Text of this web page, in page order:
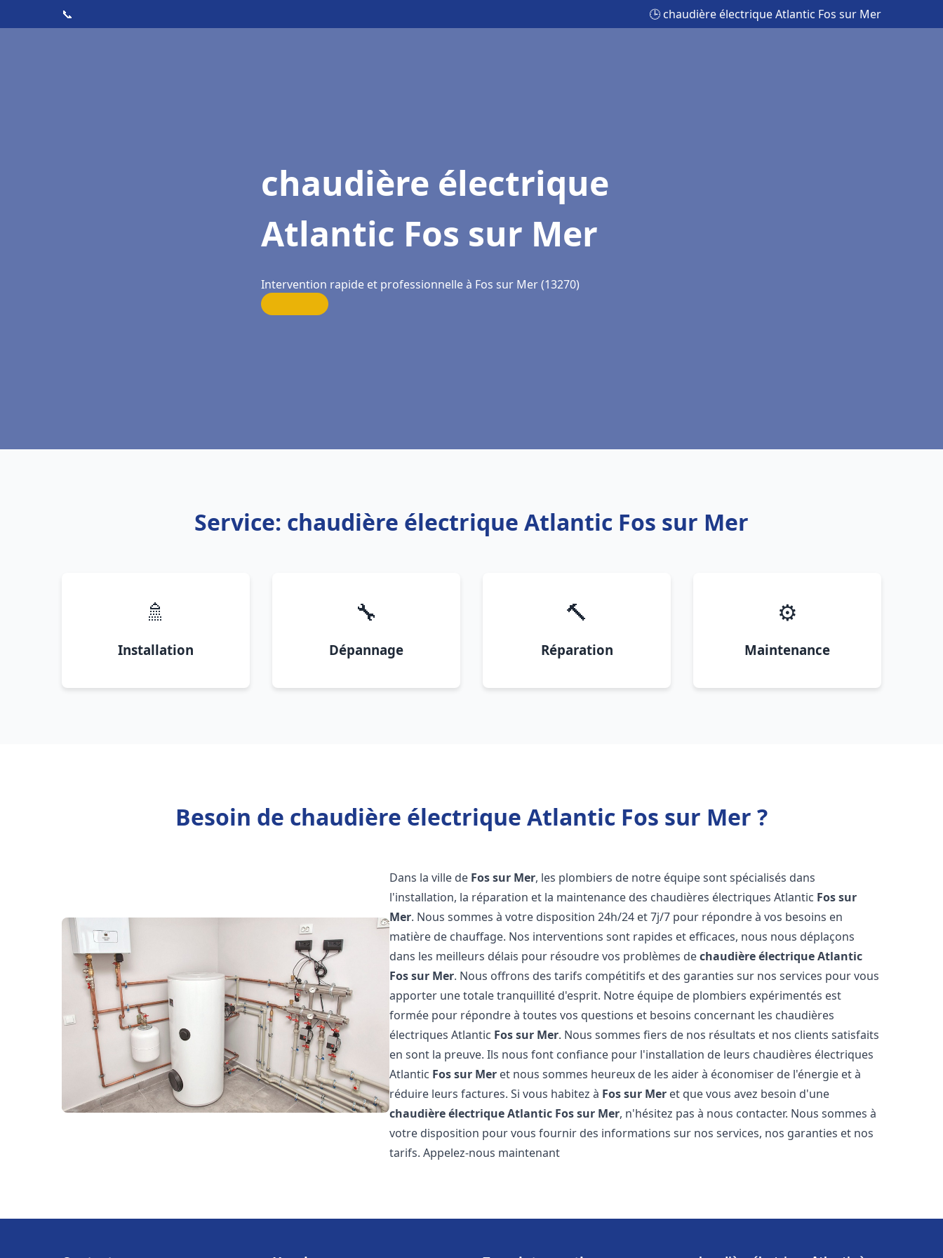
📞 🕒 chaudière électrique Atlantic Fos sur Mer
chaudière électrique
Atlantic Fos sur Mer
Intervention rapide et professionnelle à Fos sur Mer (13270)
Service: chaudière électrique Atlantic Fos sur Mer
🚿
Installation
🔧
Dépannage
🔨
Réparation
⚙️
Maintenance
Besoin de chaudière électrique Atlantic Fos sur Mer ?
Dans la ville de Fos sur Mer, les plombiers de notre équipe sont spécialisés dans
l'installation, la réparation et la maintenance des chaudières électriques Atlantic Fos sur
Mer. Nous sommes à votre disposition 24h/24 et 7j/7 pour répondre à vos besoins en
matière de chauffage. Nos interventions sont rapides et efficaces, nous nous déplaçons
dans les meilleurs délais pour résoudre vos problèmes dechaudière électrique Atlantic
Fos sur Mer. Nous offrons des tarifs compétitifs et des garanties sur nos services pour vous
apporter une totale tranquillité d'esprit. Notre équipe de plombiers expérimentés est
formée pour répondre à toutes vos questions et besoins concernant les chaudières
électriques Atlantic Fos sur Mer. Nous sommes fiers de nos résultats et nos clients satisfaits
en sont la preuve. Ils nous font confiance pour l'installation de leurs chaudières électriques
Atlantic Fos sur Mer et nous sommes heureux de les aider à économiser de l'énergie et à
réduire leurs factures. Si vous habitez à Fos sur Mer et que vous avez besoin d'une
chaudière électrique Atlantic Fos sur Mer, n'hésitez pas à nous contacter. Nous sommes à
votre disposition pour vous fournir des informations sur nos services, nos garanties et nos
tarifs. Appelez-nous maintenant